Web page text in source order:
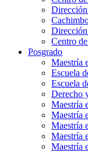
Centro
Posgrado
Maestría
Escuela
Escuela
Derecho
Maestría
Maestría
Maestría
Maestría
Maestría